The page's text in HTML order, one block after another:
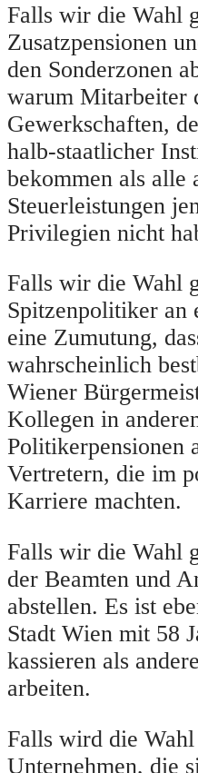
Falls wir die Wahl
Zusatzpensionen
den Sonderzonen
warum Mitarbeiter
Gewerkschaften,
halb-staatlicher
bekommen als alle
Steuerleistungen
Privilegien nicht
Falls wir die Wahl
Spitzenpolitiker an
eine Zumutung,
wahrscheinlich
Wiener
Kollegen in
Politikerpensionen
Vertretern, die im
Karriere machten.
Falls wir die Wahl
der Beamten und
abstellen. Es ist
Stadt Wien mit 58
kassieren als
arbeiten.
Falls wird die
Unternehmen, die